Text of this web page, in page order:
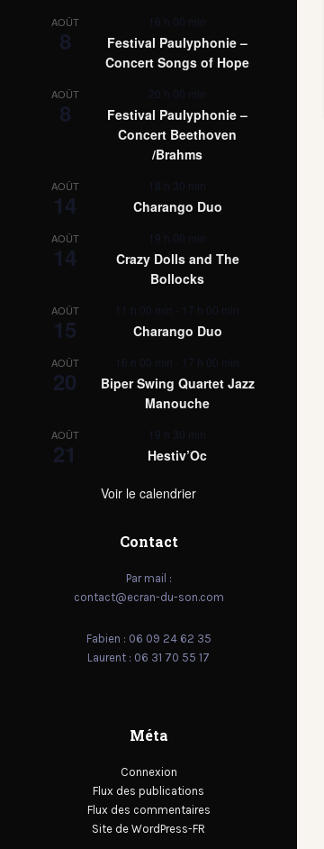
AOÛT
8
16 h 00 min
Festival Paulyphonie –
Concert Songs of Hope
AOÛT
8
20 h 00 min
Festival Paulyphonie –
Concert Beethoven
/Brahms
AOÛT
14
18 h 30 min
Charango Duo
AOÛT
14
19 h 00 min
Crazy Dolls and The
Bollocks
AOÛT
15
11 h 00 min - 17 h 00 min
Charango Duo
AOÛT
20
16 h 00 min - 17 h 00 min
Biper Swing Quartet Jazz
Manouche
AOÛT
21
19 h 30 min
Hestiv’Oc
Voir le calendrier
Contact
Par mail :
contact@ecran-du-son.com
Fabien : 06 09 24 62 35
Laurent : 06 31 70 55 17
Méta
Connexion
Flux des publications
Flux des commentaires
Site de WordPress-FR